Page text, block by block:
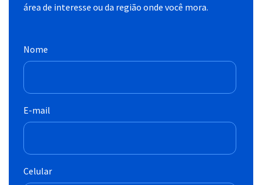
área de interesse ou da região onde você mora.
Nome
E-mail
Celular